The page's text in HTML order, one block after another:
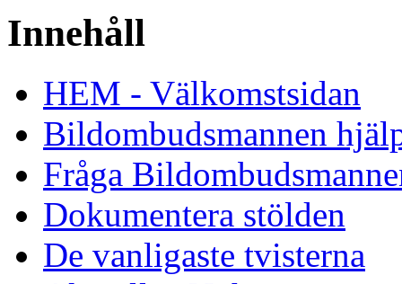
Innehåll
HEM - Välkomstsidan
Bildombudsmannen
Fråga
Dokumentera stölden
De vanligaste tvisterna